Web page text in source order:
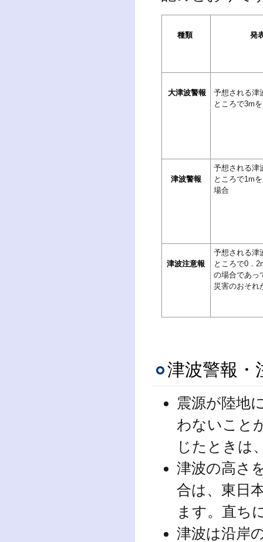
種類 発
大津波警報
予想される津
ところで3m
津波警報
予想される津
ところで1m
場合
津波注意報
予想される津
ところで0．
の場合であっ
災害のおそれ
津波警報・
震源が陸地
わないこと
じたときは
津波の高さ
合は、東日
ます。直ち
津波は沿岸